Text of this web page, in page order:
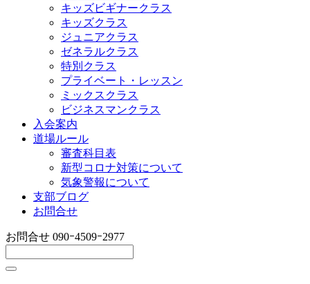
キッズビギナークラス
キッズクラス
ジュニアクラス
ゼネラルクラス
特別クラス
プライベート・レッスン
ミックスクラス
ビジネスマンクラス
入会案内
道場ルール
審査科目表
新型コロナ対策について
気象警報について
支部ブログ
お問合せ
お問合せ 090ｰ4509ｰ2977